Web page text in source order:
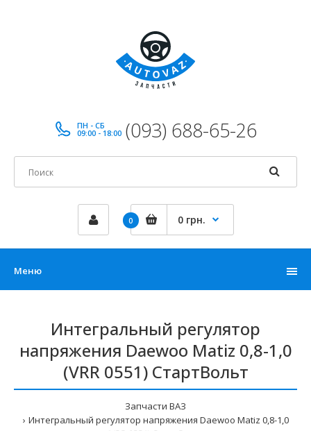
ПН - СБ
09:00 - 18:00 (093) 688-65-26
0 0 грн.
Меню
Интегральный регулятор
напряжения Daewoo Matiz 0,8-1,0
(VRR 0551) СтартВольт
Запчасти ВАЗ
Интегральный регулятор напряжения Daewoo Matiz 0,8-1,0